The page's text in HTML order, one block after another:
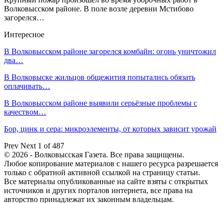
Волковысском районе. В поле возле деревни Мстибово
загорелся…
Интересное
В Волковысском районе загорелся комбайн: огонь уничтожил
два…
В Волковыске жильцов общежития попытались обязать
оплачивать…
В Волковысском районе выявили серьёзные проблемы с
качеством…
Бор, цинк и сера: микроэлементы, от которых зависит урожай
Prev Next 1 of 487
© 2026 - Волковысская Газета. Все права защищены.
Любое копирование материалов с нашего ресурса разрешается
только с обратной активной ссылкой на страницу статьи.
Все материалы опубликованные на сайте взяты с открытых
источников и других порталов интернета, все права на
авторство принадлежат их законным владельцам.